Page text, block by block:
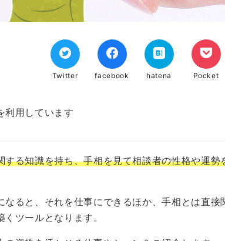
Twitter facebook hatena Pocket
利用しています
する知識を持ち、手相を見て相談者の性格や運勢
なると、それを仕事にできるほか、手相とは直接
ツールとなります。